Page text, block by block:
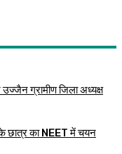
ग्रामीण जिला अध्यक्ष
के छात्र का NEET में चयन